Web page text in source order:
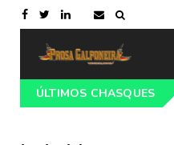
ÚLTIMOS CHASQUES
36ª edição da